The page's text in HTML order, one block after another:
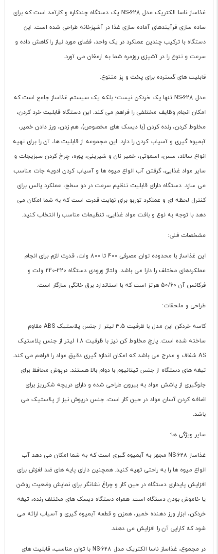
غذاساز ناسا الکتریک مدل NS-628 یک دستگاه چندکاره و کارآمد است که برای
ساده سازی فرآیندهای آماده سازی غذا در آشپزخانه طراحی شده است. این
دستگاه با ترکیب چندین عملکرد در یک واحد، فضای مورد نیاز را کاهش داده و
سرعت و تنوع را در آشپزی روزمره شما به ارمغان می آورد.
قابلیت های گسترده برای پخت و پز متنوع:
مدل NS-628 تنها یک خردکن نیست؛ بلکه یک سیستم غذاساز جامع است که
امکان انجام وظایف مختلفی را فراهم می کند. این دستگاه قابلیت خرد کردن،
مخلوط کردن، رنده کردن (با دیسک های مخصوص)، هم زدن، ورز دادن خمیر،
آبمیوه گیری و آسیاب کردن را دارد. این مجموعه از قابلیت ها، آن را برای تهیه
انواع سالاد، سس، اسموتی، خمیر نان و شیرینی، پوره، چرخ کردن سبزیجات و
سایر مواد غذایی، گرفتن آب انواع میوه ها و آسیاب کردن ادویه جات مناسب
می سازد. دستگاه دارای قابلیت تنظیم سرعت در دو سطح، عملکرد پالس برای
کنترل لحظه ای و عملکرد توربو برای نهایت قدرت است که به شما امکان می
دهد با توجه به نوع و بافت مواد غذایی، تنظیمات مناسب را انتخاب کنید.
مشخصات فنی:
این غذاساز با محدوده توان مصرفی 400 تا 800 وات، قدرت لازم برای انجام
عملکردهای مختلف را دارا می باشد. ولتاژ ورودی دستگاه 220-240 ولت و
فرکانس آن 50/60 هرتز است که با استاندارد برق خانگی سازگار است.
طراحی و ملحقات:
کاسه خردکن این مدل با ظرفیت 3.5 لیتر از جنس پلاستیک ABS مقاوم
ساخته شده است. پارچ مخلوط کن نیز با ظرفیت 1.8 لیتر از جنس پلاستیک
AS شفاف و مدرج می باشد که امکان اندازه گیری دقیق مواد را فراهم می کند.
تیغه های دستگاه از جنس تیتانیوم با دوام بالا هستند. درپوش محافظ برای
جلوگیری از پاشش مواد به بیرون طراحی شده و دارای دریچه شکرریز برای
اضافه کردن آسان مواد در حین کار است. جنس درپوش نیز از پلاستیک می
باشد.
سایر ویژگی ها:
غذاساز NS-628 مجهز به آبمیوه گیری است که به شما امکان می دهد آب
انواع میوه ها را به راحتی تهیه کنید. همچنین دارای پایه های ضد لغزش برای
افزایش پایداری دستگاه در حین کار و چراغ نشانگر برای نمایش وضعیت روشن
یا خاموش بودن دستگاه است. همراه دستگاه دیسک های مختلف رنده، تیغه
خردکن، ابزار ورز دهنده خمیر، همزن و قطعه آبمیوه گیری و آسیاب ارائه می
شود که کارایی آن را افزایش می دهند.
در مجموع، غذاساز ناسا الکتریک مدل NS-628 با توان مناسب، قابلیت های